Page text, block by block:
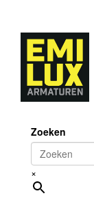
content
Zoeken
×